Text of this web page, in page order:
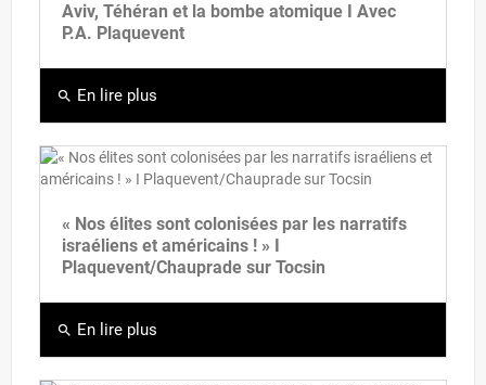
Aviv, Téhéran et la bombe atomique I Avec
P.A. Plaquevent
search En lire plus
« Nos élites sont colonisées par les narratifs
israéliens et américains ! » I
Plaquevent/Chauprade sur Tocsin
search En lire plus